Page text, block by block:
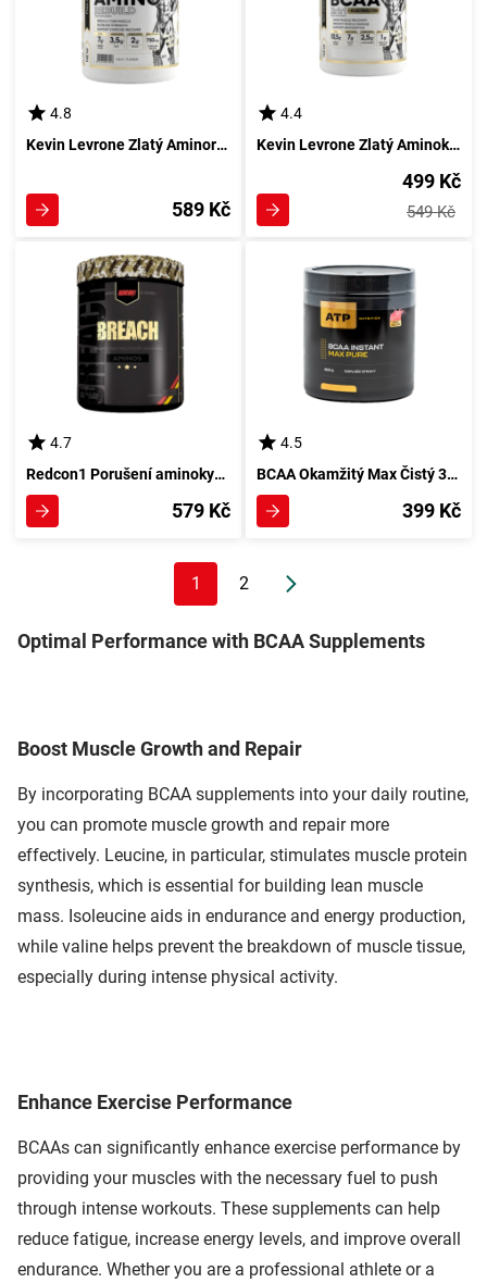
4.8
Kevin Levrone Zlatý Aminorekonstruktor 400 g s pomerančovou příchutí
589 Kč
4.4
Kevin Levrone Zlatý Aminokyseliny 2:1:1 375 g citrón, meruňka
499 Kč
549 Kč
4.7
Redcon1 Porušení aminokyselin 345 g ananas, banán
579 Kč
4.5
BCAA Okamžitý Max Čistý 300 g - Výtažek ATP
399 Kč
1 2
Optimal Performance with BCAA Supplements
Boost Muscle Growth and Repair
By incorporating BCAA supplements into your daily routine,
you can promote muscle growth and repair more
effectively. Leucine, in particular, stimulates muscle protein
synthesis, which is essential for building lean muscle
mass. Isoleucine aids in endurance and energy production,
while valine helps prevent the breakdown of muscle tissue,
especially during intense physical activity.
Enhance Exercise Performance
BCAAs can significantly enhance exercise performance by
providing your muscles with the necessary fuel to push
through intense workouts. These supplements can help
reduce fatigue, increase energy levels, and improve overall
endurance. Whether you are a professional athlete or a